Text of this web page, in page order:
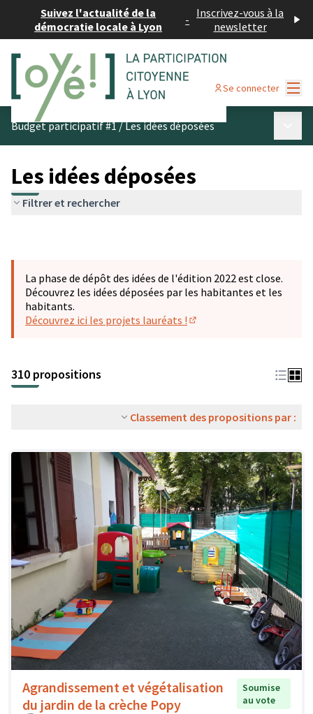
Suivez l'actualité de la
démocratie locale à Lyon
- Inscrivez-vous à la
newsletter
Se connecter
Budget participatif #1/Les idées déposées
Les idées déposées
Filtrer et rechercher
La phase de dépôt des idées de l'édition 2022 est close.
Découvrez les idées déposées par les habitantes et les
habitants.
Découvrez ici les projets lauréats !
310 propositions
Classement des propositions par :
Agrandissement et végétalisation
du jardin de la crèche Popy
Soumise
au vote